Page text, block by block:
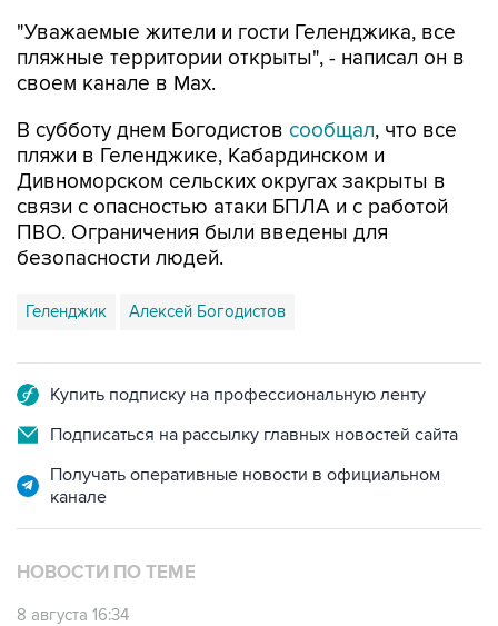
"Уважаемые жители и гости Геленджика, все
пляжные территории открыты", - написал он в
своем канале в Max.
В субботу днем Богодистов сообщал, что все
пляжи в Геленджике, Кабардинском и
Дивноморском сельских округах закрыты в
связи с опасностью атаки БПЛА и с работой
ПВО. Ограничения были введены для
безопасности людей.
Геленджик Алексей Богодистов
Купить подписку на профессиональную ленту
Подписаться на рассылку главных новостей сайта
Получать оперативные новости в официальном
канале
НОВОСТИ ПО ТЕМЕ
8 августа 16:34